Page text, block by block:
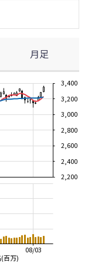
月足
百万)
08/03
2,200
2,400
2,600
2,800
3,000
3,200
3,400